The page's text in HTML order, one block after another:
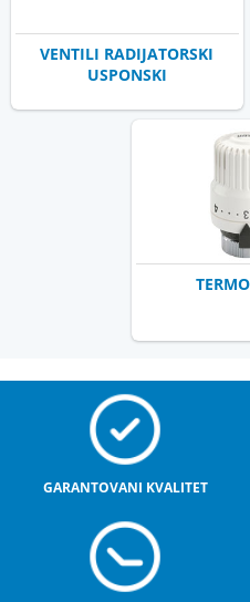
VENTILI RADIJATORSKI
USPONSKI
GARANTOVANI KVALITET